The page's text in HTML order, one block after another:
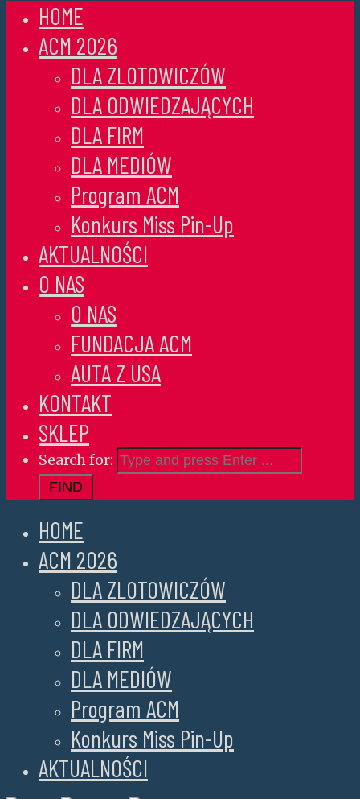
HOME
ACM 2026
DLA ZLOTOWICZÓW
DLA ODWIEDZAJĄCYCH
DLA FIRM
DLA MEDIÓW
Program ACM
Konkurs Miss Pin-Up
AKTUALNOŚCI
O NAS
O NAS
FUNDACJA ACM
AUTA Z USA
KONTAKT
SKLEP
Search for:
HOME
ACM 2026
DLA ZLOTOWICZÓW
DLA ODWIEDZAJĄCYCH
DLA FIRM
DLA MEDIÓW
Program ACM
Konkurs Miss Pin-Up
AKTUALNOŚCI